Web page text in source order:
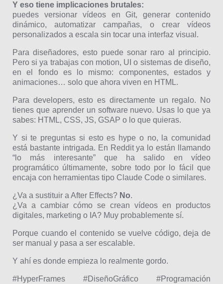
Y eso tiene implicaciones brutales:
puedes versionar vídeos en Git, generar contenido
dinámico, automatizar campañas, o crear vídeos
personalizados a escala sin tocar una interfaz visual.
Para diseñadores, esto puede sonar raro al principio.
Pero si ya trabajas con motion, UI o sistemas de diseño,
en el fondo es lo mismo: componentes, estados y
animaciones… solo que ahora viven en HTML.
Para developers, esto es directamente un regalo. No
tienes que aprender un software nuevo. Usas lo que ya
sabes: HTML, CSS, JS, GSAP o lo que quieras.
Y si te preguntas si esto es hype o no, la comunidad
está bastante intrigada. En Reddit ya lo están llamando
“lo más interesante” que ha salido en vídeo
programático últimamente, sobre todo por lo fácil que
encaja con herramientas tipo Claude Code o similares.
¿Va a sustituir a After Effects? No.
¿Va a cambiar cómo se crean vídeos en productos
digitales, marketing o IA? Muy probablemente sí.
Porque cuando el contenido se vuelve código, deja de
ser manual y pasa a ser escalable.
Y ahí es donde empieza lo realmente gordo.
#HyperFrames #DiseñoGráfico #Programación